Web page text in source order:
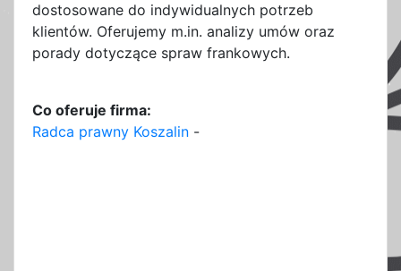
dostosowane do indywidualnych potrzeb
klientów. Oferujemy m.in. analizy umów oraz
porady dotyczące spraw frankowych.
Co oferuje firma:
Radca prawny Koszalin -